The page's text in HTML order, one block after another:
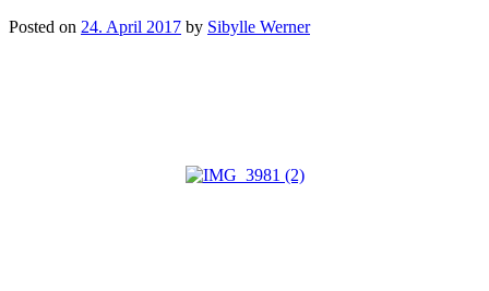
Posted on 24. April 2017 by Sibylle Werner